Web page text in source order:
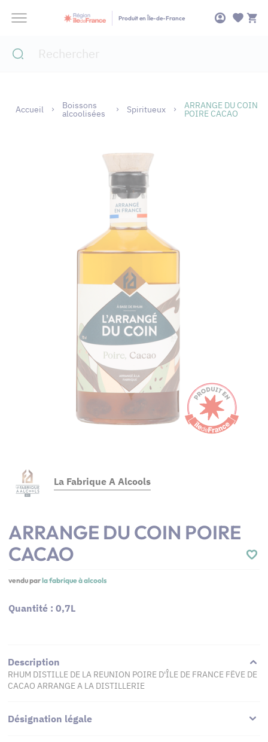
Produit en Île-de-France
Accueil Boissons
alcoolisées Spiritueux ARRANGE DU COIN
POIRE CACAO
La Fabrique A Alcools
ARRANGE DU COIN POIRE
CACAO
vendu parla fabrique à alcools
Quantité : 0,7L
Description
RHUM DISTILLE DE LA REUNION POIRE D'ÎLE DE FRANCE FËVE DE
CACAO ARRANGE A LA DISTILLERIE
Désignation légale